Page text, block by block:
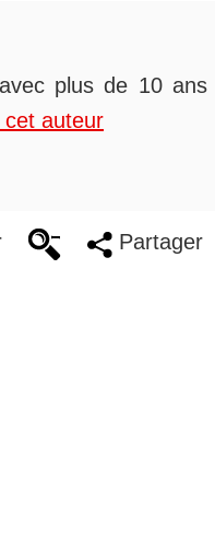
plus de 10 ans
cet auteur
Partager